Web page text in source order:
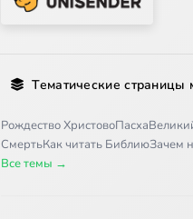
Тематические страницы
Рождество ХристовоПасха
СмертьКак читать БиблиюЗачем
Все темы →